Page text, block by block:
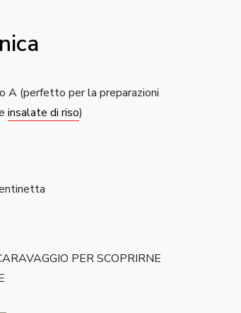
A (perfetto per la preparazioni
insalate di riso)
PER SCOPRIRNE